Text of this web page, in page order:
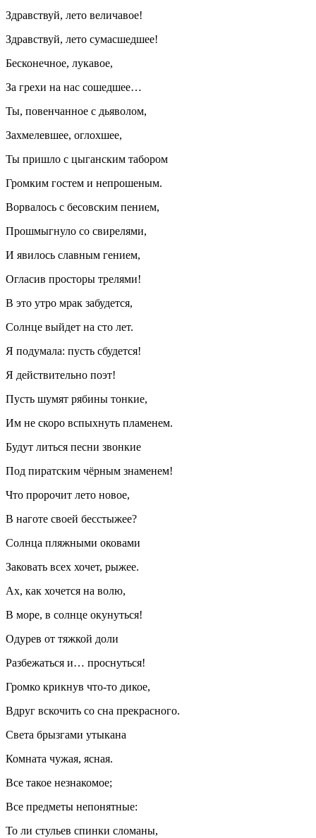
Здравствуй, лето величавое!
Здравствуй, лето сумасшедшее!
Бесконечное, лукавое,
За грехи на нас сошедшее…
Ты, повенчанное с дьяволом,
Захмелевшее, оглохшее,
Ты пришло с цыганским табором
Громким гостем и непрошеным.
Ворвалось с бесовским пением,
Прошмыгнуло со свирелями,
И явилось славным гением,
Огласив просторы трелями!
В это утро мрак забудется,
Солнце выйдет на сто лет.
Я подумала: пусть сбудется!
Я действительно поэт!
Пусть шумят рябины тонкие,
Им не скоро вспыхнуть пламенем.
Будут литься песни звонкие
Под пиратским чёрным знаменем!
Что пророчит лето новое,
В наготе своей бесстыжее?
Солнца пляжными оковами
Заковать всех хочет, рыжее.
Ах, как хочется на волю,
В море, в солнце окунуться!
Одурев от тяжкой доли
Разбежаться и… проснуться!
Громко крикнув что-то дикое,
Вдруг вскочить со сна прекрасного.
Света брызгами утыкана
Комната чужая, ясная.
Все такое незнакомое;
Все предметы непонятные:
То ли стульев спинки сломаны,